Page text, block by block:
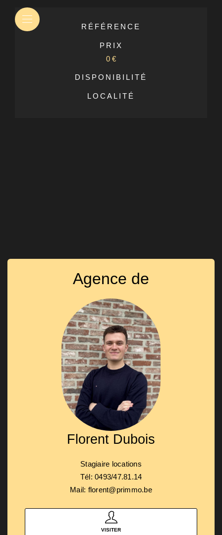
RÉFÉRENCE
PRIX
0 €
DISPONIBILITÉ
LOCALITÉ
Agence de
Florent Dubois
Stagiaire locations
Tél: 0493/47.81.14
Mail: florent@primmo.be
VISITER